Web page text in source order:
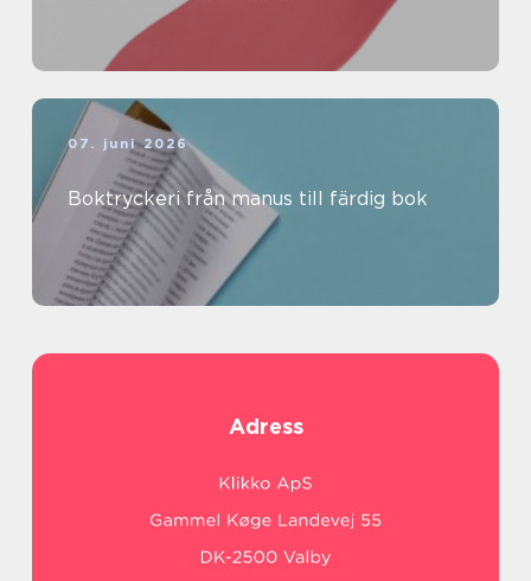
07. juni 2026
Boktryckeri från manus till färdig bok
Adress